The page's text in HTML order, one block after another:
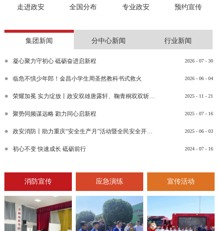
走进政安 全国分布 专业政安 预约宣传
集团新闻 分中心新闻 行业新闻
2026 - 07 - 30
凝心聚力守初心 砥砺奋进启新程
2026 - 06 - 04
临危不惧少年郎！金昌小学生周圣然教科书式救火
2025 - 11 - 21
荣耀加冕 实力绽放丨政安双雄唐露轩、鞠青桐双双斩获“渝消蓝盾讲师团金牌讲师”比武竞赛决赛大奖
2025 - 07 - 16
聚势同频谋远略 勠力同心启新程
2025 - 06 - 03
政安消防丨助力重庆“安全生产月”活动暨全民安全开放日活动
2024 - 07 - 16
初心不变 快速成长 砥砺前行
消防宣传 应急演练 宣传活动